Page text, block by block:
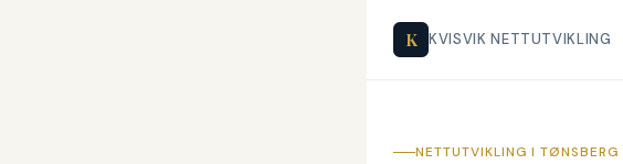
K KVISVIK NETTUTVIKLING
NETTUTVIKLING I TØNSBERG